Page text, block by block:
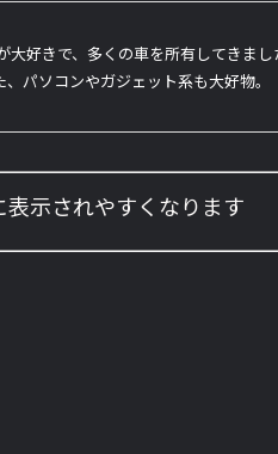
大好きで、多くの車を所有してきま
パソコンやガジェット系も大好物。
表示されやすくなります